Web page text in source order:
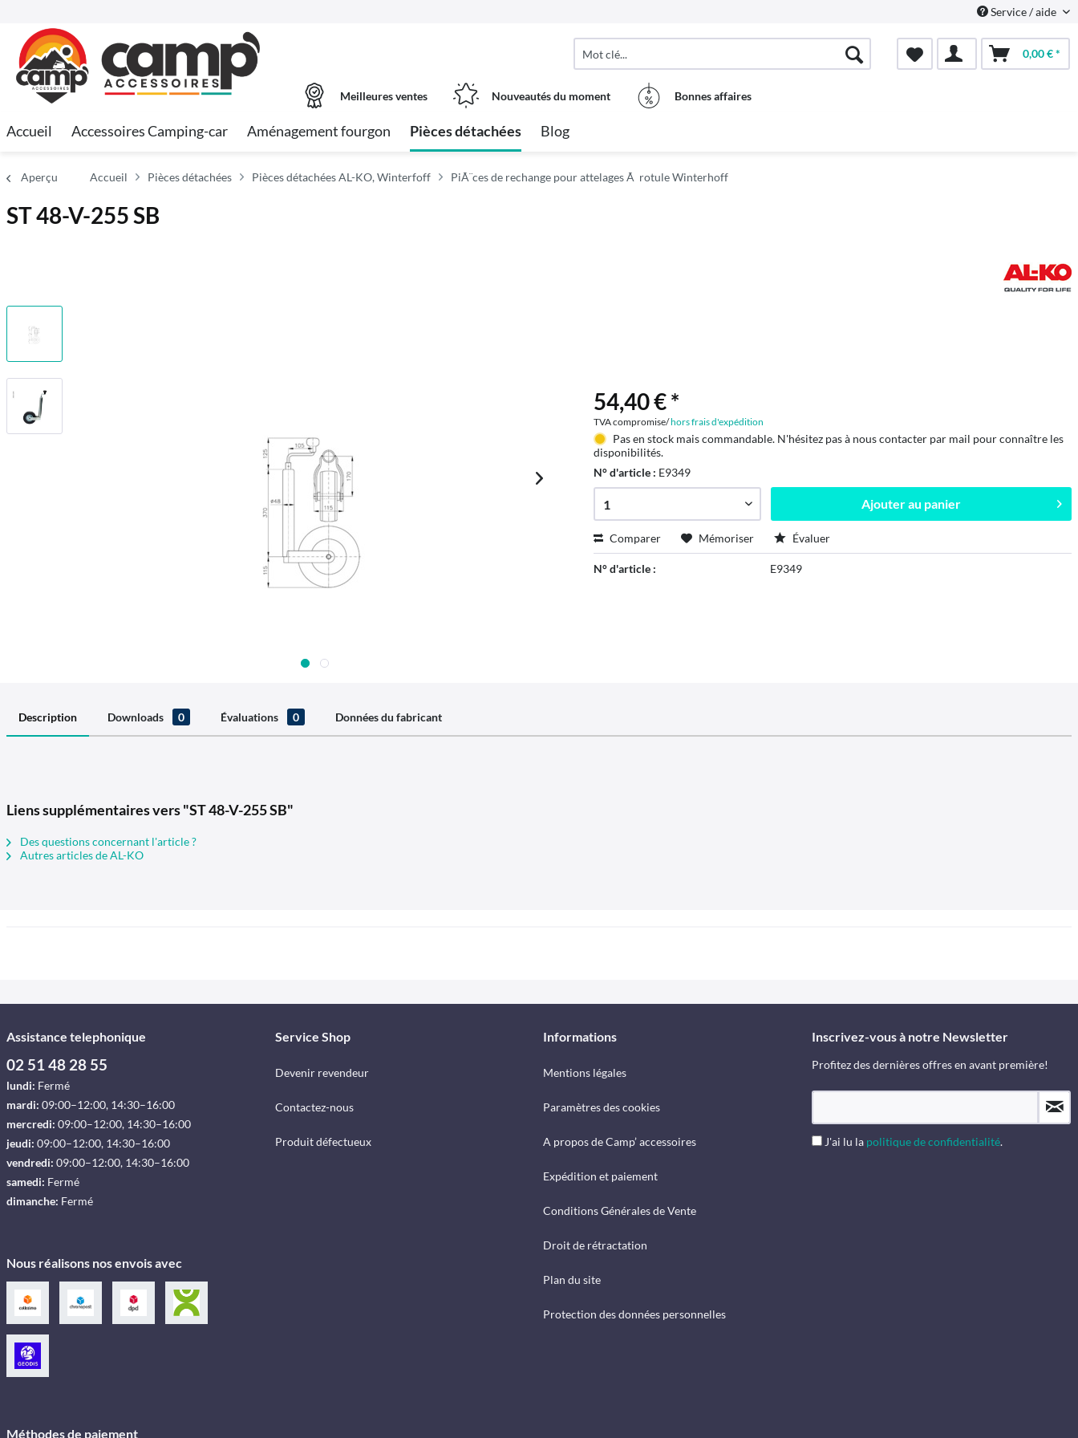
Service / aide
0,00 € *
Meilleures ventes Nouveautés du moment Bonnes affaires
Accueil Accessoires Camping-car Aménagement fourgon Pièces détachées Blog
Aperçu Accueil Pièces détachées Pièces détachées AL-KO, Winterfoff PiÃ¨ces de rechange pour attelages Ã rotule Winterhoff
ST 48-V-255 SB
54,40 € *
TVA compromise/hors frais d'expédition
Pas en stock mais commandable. N'hésitez pas à nous contacter par mail pour connaître les
disponibilités.
N° d'article : E9349
Ajouter au panier
Comparer Mémoriser Évaluer
N° d'article : E9349
Description Downloads 0 Évaluations 0 Données du fabricant
Liens supplémentaires vers "ST 48-V-255 SB"
Des questions concernant l'article ?
Autres articles de AL-KO
Assistance telephonique
02 51 48 28 55
lundi: Fermé
mardi: 09:00–12:00, 14:30–16:00
mercredi: 09:00–12:00, 14:30–16:00
jeudi: 09:00–12:00, 14:30–16:00
vendredi: 09:00–12:00, 14:30–16:00
samedi: Fermé
dimanche: Fermé
Nous réalisons nos envois avec
Méthodes de paiement
Service Shop
Devenir revendeur
Contactez-nous
Produit défectueux
Informations
Mentions légales
Paramètres des cookies
A propos de Camp’ accessoires
Expédition et paiement
Conditions Générales de Vente
Droit de rétractation
Plan du site
Protection des données personnelles
Inscrivez-vous à notre Newsletter
Profitez des dernières offres en avant première!
J'ai lu la politique de confidentialité.